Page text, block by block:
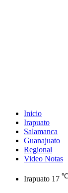
Inicio
Irapuato
Salamanca
Guanajuato
Regional
Video Notas
Irapuato 17 ℃